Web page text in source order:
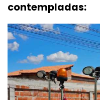
contempladas: